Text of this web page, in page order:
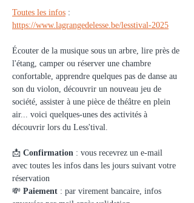
Toutes les infos :
https://www.lagrangedelesse.be/lesstival-2025
Écouter de la musique sous un arbre, lire près de
l'étang, camper ou réserver une chambre
confortable, apprendre quelques pas de danse au
son du violon, découvrir un nouveau jeu de
société, assister à une pièce de théâtre en plein
air... voici quelques-unes des activités à
découvrir lors du Less'tival.
📩 Confirmation : vous recevrez un e-mail
avec toutes les infos dans les jours suivant votre
réservation
💸 Paiement : par virement bancaire, infos